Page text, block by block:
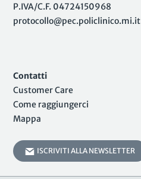
P.IVA/C.F. 04724150968
protocollo@pec.policlinico.mi.it
Contatti
Customer Care
Come raggiungerci
Mappa
ISCRIVITI ALLA NEWSLETTER